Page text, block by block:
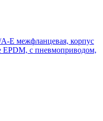
E межфланцевая, корпус
EPDM, с пневмоприводом,